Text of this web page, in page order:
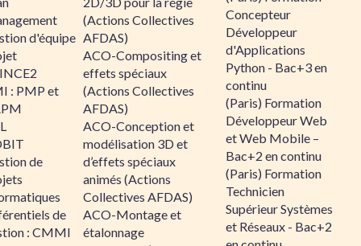
d'équipe
: PMP et
de
de
: CMMI
(Actions Collectives
AFDAS)
ACO-Compositing et
effets spéciaux
(Actions Collectives
AFDAS)
ACO-Conception et
modélisation 3D et
d’effets spéciaux
animés (Actions
Collectives AFDAS)
ACO-Montage et
étalonnage
Concepteur
Développeur
d'Applications
Python - Bac+3 en
continu
(Paris) Formation
Développeur Web
et Web Mobile –
Bac+2 en continu
(Paris) Formation
Technicien
Supérieur Systèmes
et Réseaux - Bac+2